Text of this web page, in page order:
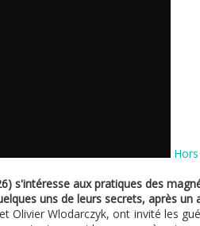
s'intéresse aux pratiques des
uns de leurs secrets, après un
Olivier Wlodarczyk, ont invité les